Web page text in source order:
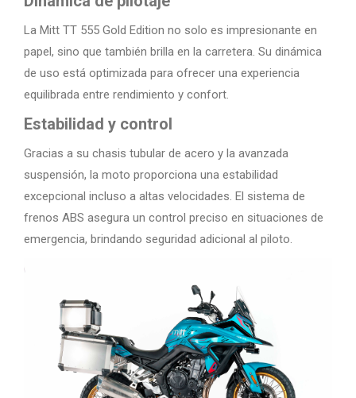
La Mitt TT 555 Gold Edition no solo es impresionante en
papel, sino que también brilla en la carretera. Su dinámica
de uso está optimizada para ofrecer una experiencia
equilibrada entre rendimiento y confort.
Estabilidad y control
Gracias a su chasis tubular de acero y la avanzada
suspensión, la moto proporciona una estabilidad
excepcional incluso a altas velocidades. El sistema de
frenos ABS asegura un control preciso en situaciones de
emergencia, brindando seguridad adicional al piloto.